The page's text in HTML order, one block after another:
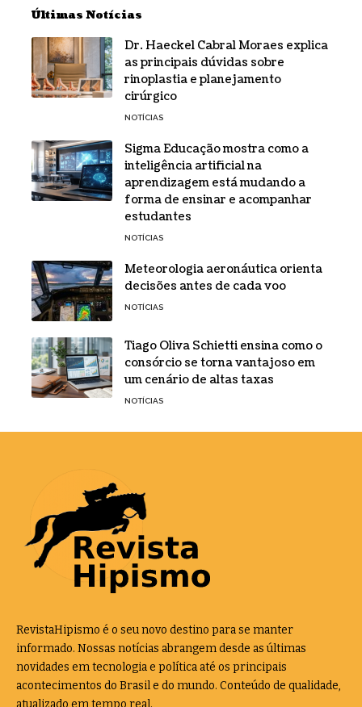
Últimas Notícias
Dr. Haeckel Cabral Moraes explica
as principais dúvidas sobre
rinoplastia e planejamento
cirúrgico
NOTÍCIAS
Sigma Educação mostra como a
inteligência artificial na
aprendizagem está mudando a
forma de ensinar e acompanhar
estudantes
NOTÍCIAS
Meteorologia aeronáutica orienta
decisões antes de cada voo
NOTÍCIAS
Tiago Oliva Schietti ensina como o
consórcio se torna vantajoso em
um cenário de altas taxas
NOTÍCIAS
RevistaHipismo é o seu novo destino para se manter
informado. Nossas notícias abrangem desde as últimas
novidades em tecnologia e política até os principais
acontecimentos do Brasil e do mundo. Conteúdo de qualidade,
atualizado em tempo real.